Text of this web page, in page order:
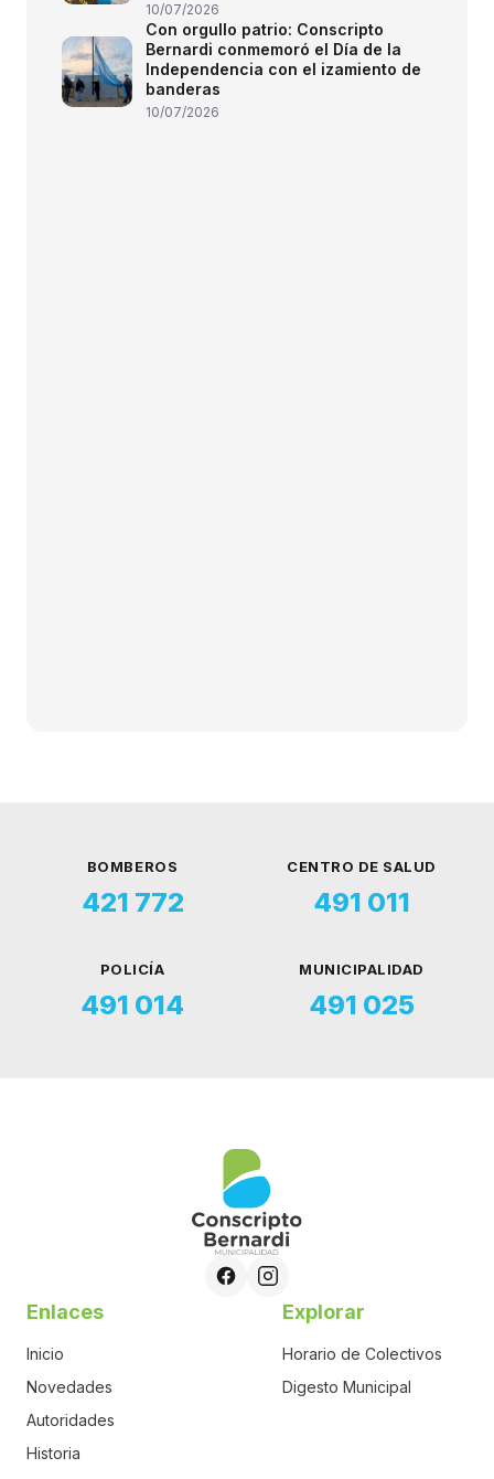
10/07/2026
Con orgullo patrio: Conscripto
Bernardi conmemoró el Día de la
Independencia con el izamiento de
banderas
10/07/2026
BOMBEROS
421 772
CENTRO DE SALUD
491 011
POLICÍA
491 014
MUNICIPALIDAD
491 025
Enlaces
Inicio
Novedades
Autoridades
Historia
Explorar
Horario de Colectivos
Digesto Municipal